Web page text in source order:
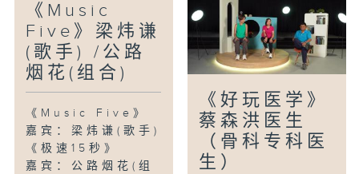
《Music
Five》梁炜谦
(歌手) /公路
烟花(组合)
《Music Five》
嘉宾：梁炜谦(歌手)
《极速15秒》
嘉宾：公路烟花(组
《好玩医学》
蔡森洪医生
（骨科专科医
生）